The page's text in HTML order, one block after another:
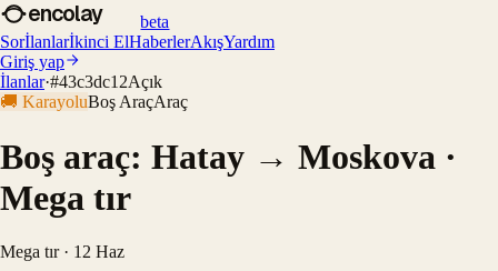
encolay
beta
Sorİlanlarİkinci ElHaberlerAkışYardım
Giriş yap
İlanlar·#43c3dc12Açık
🚚 KarayoluBoş AraçAraç
Boş araç: Hatay → Moskova ·
Mega tır
Mega tır · 12 Haz